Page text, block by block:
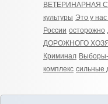
ВЕТЕРИНАРНАЯ
культуры Это у
России осторожно
ДОРОЖНОГО
Криминал
комплекс сильные